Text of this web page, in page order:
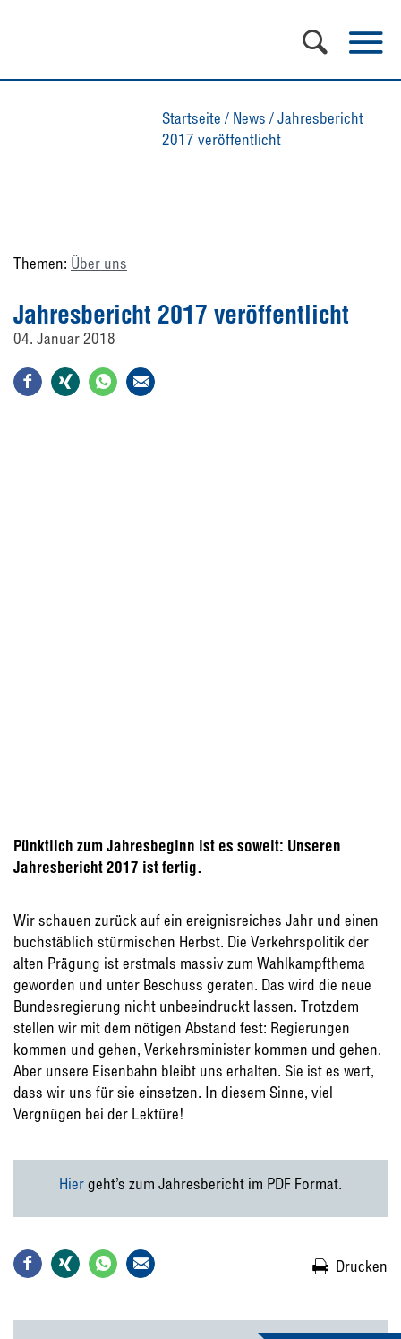
Startseite / News /Jahresbericht
2017 veröffentlicht
Themen: Über uns
Jahresbericht 2017 veröffentlicht
04. Januar 2018
Pünktlich zum Jahresbeginn ist es soweit: Unseren
Jahresbericht 2017 ist fertig.
Wir schauen zurück auf ein ereignisreiches Jahr und einen
buchstäblich stürmischen Herbst. Die Verkehrspolitik der
alten Prägung ist erstmals massiv zum Wahlkampfthema
geworden und unter Beschuss geraten. Das wird die neue
Bundesregierung nicht unbeeindruckt lassen. Trotzdem
stellen wir mit dem nötigen Abstand fest: Regierungen
kommen und gehen, Verkehrsminister kommen und gehen.
Aber unsere Eisenbahn bleibt uns erhalten. Sie ist es wert,
dass wir uns für sie einsetzen. In diesem Sinne, viel
Vergnügen bei der Lektüre!
Hiergeht’s zum Jahresbericht im PDF Format.
Drucken